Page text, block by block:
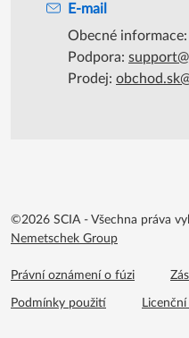
E-mail
Obecné informace:
Podpora:
Prodej:
©2026 SCIA - Všechna práva
Nemetschek Group
Footer menu extra
Právní oznámení o fúzi
Podmínky použití